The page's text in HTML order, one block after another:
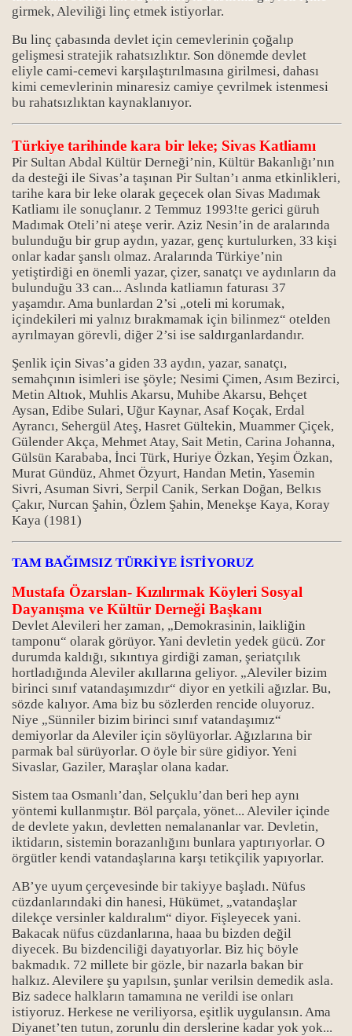
girmek, Aleviliği linç etmek istiyorlar.
Bu linç çabasında devlet için cemevlerinin çoğalıp
gelişmesi stratejik rahatsızlıktır. Son dönemde devlet
eliyle cami-cemevi karşılaştırılmasına girilmesi, dahası
kimi cemevlerinin minaresiz camiye çevrilmek istenmesi
bu rahatsızlıktan kaynaklanıyor.
Türkiye tarihinde kara bir leke; Sivas Katliamı
Pir Sultan Abdal Kültür Derneği’nin, Kültür Bakanlığı’nın
da desteği ile Sivas’a taşınan Pir Sultan’ı anma etkinlikleri,
tarihe kara bir leke olarak geçecek olan Sivas Madımak
Katliamı ile sonuçlanır. 2 Temmuz 1993!te gerici güruh
Madımak Oteli’ni ateşe verir. Aziz Nesin’in de aralarında
bulunduğu bir grup aydın, yazar, genç kurtulurken, 33 kişi
onlar kadar şanslı olmaz. Aralarında Türkiye’nin
yetiştirdiği en önemli yazar, çizer, sanatçı ve aydınların da
bulunduğu 33 can... Aslında katliamın faturası 37
yaşamdır. Ama bunlardan 2’si „oteli mi korumak,
içindekileri mi yalnız bırakmamak için bilinmez“ otelden
ayrılmayan görevli, diğer 2’si ise saldırganlardandır.
Şenlik için Sivas’a giden 33 aydın, yazar, sanatçı,
semahçının isimleri ise şöyle; Nesimi Çimen, Asım Bezirci,
Metin Altıok, Muhlis Akarsu, Muhibe Akarsu, Behçet
Aysan, Edibe Sulari, Uğur Kaynar, Asaf Koçak, Erdal
Ayrancı, Sehergül Ateş, Hasret Gültekin, Muammer Çiçek,
Gülender Akça, Mehmet Atay, Sait Metin, Carina Johanna,
Gülsün Karababa, İnci Türk, Huriye Özkan, Yeşim Özkan,
Murat Gündüz, Ahmet Özyurt, Handan Metin, Yasemin
Sivri, Asuman Sivri, Serpil Canik, Serkan Doğan, Belkıs
Çakır, Nurcan Şahin, Özlem Şahin, Menekşe Kaya, Koray
Kaya (1981)
TAM BAĞIMSIZ TÜRKİYE İSTİYORUZ
Mustafa Özarslan- Kızılırmak Köyleri Sosyal
Dayanışma ve Kültür Derneği Başkanı
Devlet Alevileri her zaman, „Demokrasinin, laikliğin
tamponu“ olarak görüyor. Yani devletin yedek gücü. Zor
durumda kaldığı, sıkıntıya girdiği zaman, şeriatçılık
hortladığında Aleviler akıllarına geliyor. „Aleviler bizim
birinci sınıf vatandaşımızdır“ diyor en yetkili ağızlar. Bu,
sözde kalıyor. Ama biz bu sözlerden rencide oluyoruz.
Niye „Sünniler bizim birinci sınıf vatandaşımız“
demiyorlar da Aleviler için söylüyorlar. Ağızlarına bir
parmak bal sürüyorlar. O öyle bir süre gidiyor. Yeni
Sivaslar, Gaziler, Maraşlar olana kadar.
Sistem taa Osmanlı’dan, Selçuklu’dan beri hep aynı
yöntemi kullanmıştır. Böl parçala, yönet... Aleviler içinde
de devlete yakın, devletten nemalananlar var. Devletin,
iktidarın, sistemin borazanlığını bunlara yaptırıyorlar. O
örgütler kendi vatandaşlarına karşı tetikçilik yapıyorlar.
AB’ye uyum çerçevesinde bir takiyye başladı. Nüfus
cüzdanlarındaki din hanesi, Hükümet, „vatandaşlar
dilekçe versinler kaldıralım“ diyor. Fişleyecek yani.
Bakacak nüfus cüzdanlarına, haaa bu bizden değil
diyecek. Bu bizdenciliği dayatıyorlar. Biz hiç böyle
bakmadık. 72 millete bir gözle, bir nazarla bakan bir
halkız. Alevilere şu yapılsın, şunlar verilsin demedik asla.
Biz sadece halkların tamamına ne verildi ise onları
istiyoruz. Herkese ne veriliyorsa, eşitlik uygulansın. Ama
Diyanet’ten tutun, zorunlu din derslerine kadar yok yok...